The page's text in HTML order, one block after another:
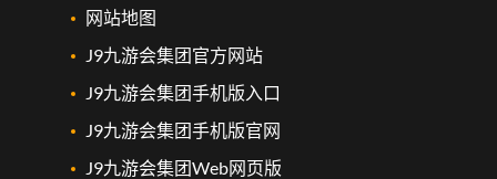
网站地图
J9九游会集团官方网站
J9九游会集团手机版入口
J9九游会集团手机版官网
J9九游会集团Web网页版